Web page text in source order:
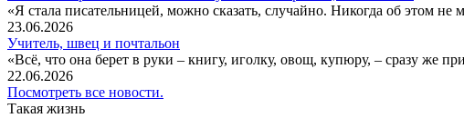
«Я стала писательницей, можно сказать, случайно. Никогда об этом
23.06.2026
Учитель, швец и почтальон
«Всё, что она берет в руки – книгу, иголку, овощ, купюру, – сразу же
22.06.2026
Посмотреть все новости.
Такая жизнь